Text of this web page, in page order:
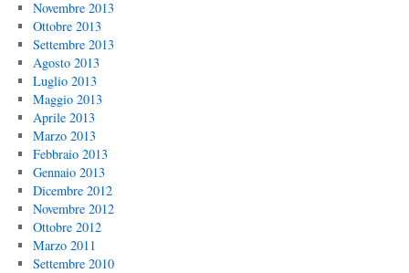
Novembre 2013
Ottobre 2013
Settembre 2013
Agosto 2013
Luglio 2013
Maggio 2013
Aprile 2013
Marzo 2013
Febbraio 2013
Gennaio 2013
Dicembre 2012
Novembre 2012
Ottobre 2012
Marzo 2011
Settembre 2010